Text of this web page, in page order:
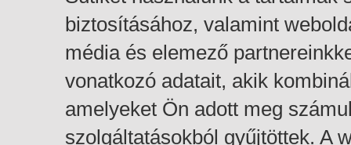
biztosításához, valamint
média és elemező
vonatkozó adatait, akik
amelyeket Ön adott meg
szolgáltatásokból gyűjtöttek. A